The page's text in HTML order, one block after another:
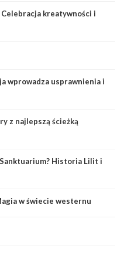
kreatywności i
wprowadza usprawnienia i
z najlepszą ścieżką
Historia Lilit i
w świecie westernu